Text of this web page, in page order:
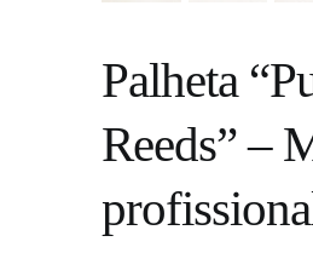
Palheta
Reeds” –